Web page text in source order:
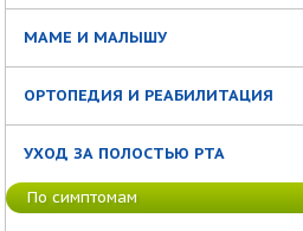
МАМЕ И МАЛЫШУ
ОРТОПЕДИЯ И РЕАБИЛИТАЦИЯ
УХОД ЗА ПОЛОСТЬЮ РТА
По симптомам